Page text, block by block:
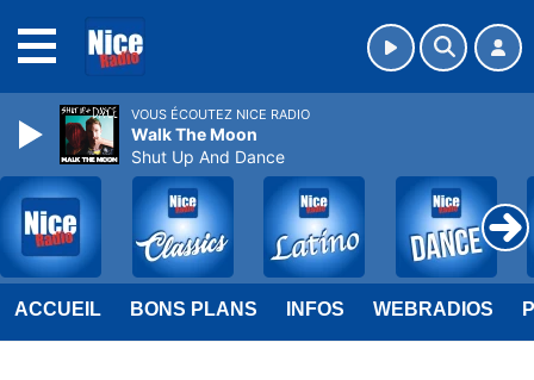
ACCUEIL BONS PLANS INFOS WEBRADIOS
VOUS ÉCOUTEZ NICE RADIO
Walk The Moon
Shut Up And Dance